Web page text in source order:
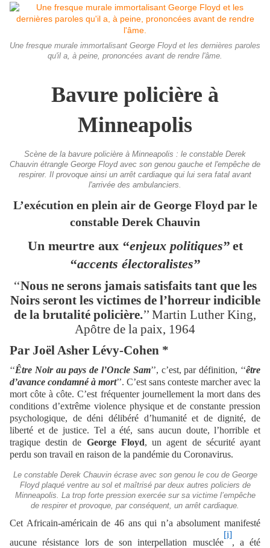
Une fresque murale immortalisant George Floyd et les dernières paroles
qu'il a, à peine, prononcées avant de rendre l'âme.
Bavure policière à
Minneapolis
Scène de la bavure policière à Minneapolis : le constable Derek
Chauvin étrangle George Floyd avec son genou gauche et l'empêche de
respirer. Il provoque ainsi un arrêt cardiaque qui lui sera fatal avant
l'arrivée des ambulanciers.
L’exécution en plein air de George Floyd par le
constable Derek Chauvin
Un meurtre aux ‘‘enjeux politiques’’ et
‘‘accents électoralistes’’
‘‘Nous ne serons jamais satisfaits tant que les
Noirs seront les victimes de l’horreur indicible
de la brutalité policière.’’ Martin Luther King,
Apôtre de la paix, 1964
Par Joël Asher Lévy-Cohen *
‘‘Être Noir au pays de l’Oncle Sam’’, c’est, par définition, ‘‘être
d’avance condamné à mort’’. C’est sans conteste marcher avec la
mort côte à côte. C’est fréquenter journellement la mort dans des
conditions d’extrême violence physique et de constante pression
psychologique, de déni délibéré d’humanité et de dignité, de
liberté et de justice. Tel a été, sans aucun doute, l’horrible et
tragique destin de George Floyd, un agent de sécurité ayant
perdu son travail en raison de la pandémie du Coronavirus.
Le constable Derek Chauvin écrase avec son genou le cou de George
Floyd plaqué ventre au sol et maîtrisé par deux autres policiers de
Minneapolis. La trop forte pression exercée sur sa victime l’empêche
de respirer et provoque, par conséquent, un arrêt cardiaque.
Cet Africain-américain de 46 ans qui n’a absolument manifesté
aucune résistance lors de son interpellation musclée
[i]
, a été